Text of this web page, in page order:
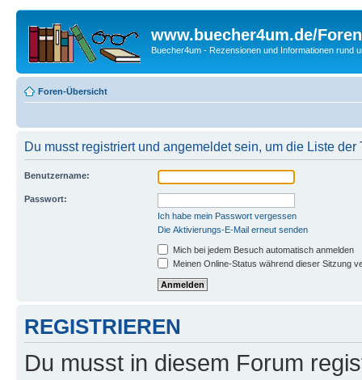
www.buecher4um.de/Foren
Buecher4um - Rezensionen und Informationen rund
Foren-Übersicht
Du musst registriert und angemeldet sein, um die Liste
Benutzername:
Passwort:
Ich habe mein Passwort vergessen
Die Aktivierungs-E-Mail erneut senden
Mich bei jedem Besuch automatisch anmelden
Meinen Online-Status während dieser Sitzung
REGISTRIEREN
Du musst in diesem Forum